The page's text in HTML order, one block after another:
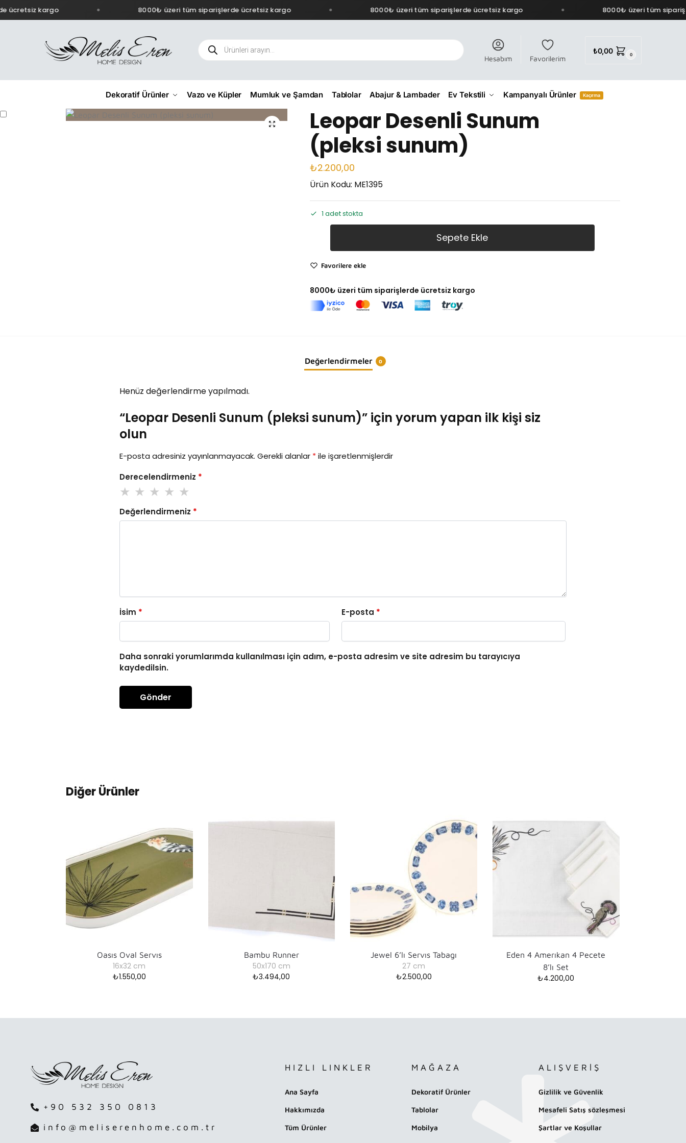
kargo 8000₺ üzeri tüm siparişlerde ücretsiz kargo 8000₺ üzeri tüm siparişlerde ücretsiz kargo 8000₺ üzeri tüm
Hesabım Favorilerim
₺0,00 0
Dekoratif Ürünler Vazo ve Küpler Mumluk ve Şamdan Tablolar Abajur & Lambader Ev Tekstili Kampanyalı Ürünler Kaçırma
Leopar Desenli Sunum
(pleksi sunum)
₺2.200,00
Ürün Kodu: ME1395
1 adet stokta
Sepete Ekle
Favorilere ekle
8000₺ üzeri tüm siparişlerde ücretsiz kargo
Değerlendirmeler 0
Henüz değerlendirme yapılmadı.
“Leopar Desenli Sunum (pleksi sunum)” için yorum yapan ilk kişi siz
olun
E-posta adresiniz yayınlanmayacak. Gerekli alanlar *ile işaretlenmişlerdir
Derecelendirmeniz *
Değerlendirmeniz *
İsim * E-posta *
Daha sonraki yorumlarımda kullanılması için adım, e-posta adresim ve site adresim bu tarayıcıya
kaydedilsin.
Diğer Ürünler
Oasıs Oval Servıs
16x32 cm
₺1.550,00
Bambu Runner
50x170 cm
₺3.494,00
Jewel 6’lı Servıs Tabagı
27 cm
₺2.500,00
Eden 4 Amerıkan 4 Pecete
8’lı Set
₺4.200,00
+90 532 350 0813
info@meliserenhome.com.tr
HIZLI LINKLER
Ana Sayfa
Hakkımızda
Tüm Ürünler
MAĞAZA
Dekoratif Ürünler
Tablolar
Mobilya
ALIŞVERİŞ
Gizlilik ve Güvenlik
Mesafeli Satış sözleşmesi
Şartlar ve Koşullar